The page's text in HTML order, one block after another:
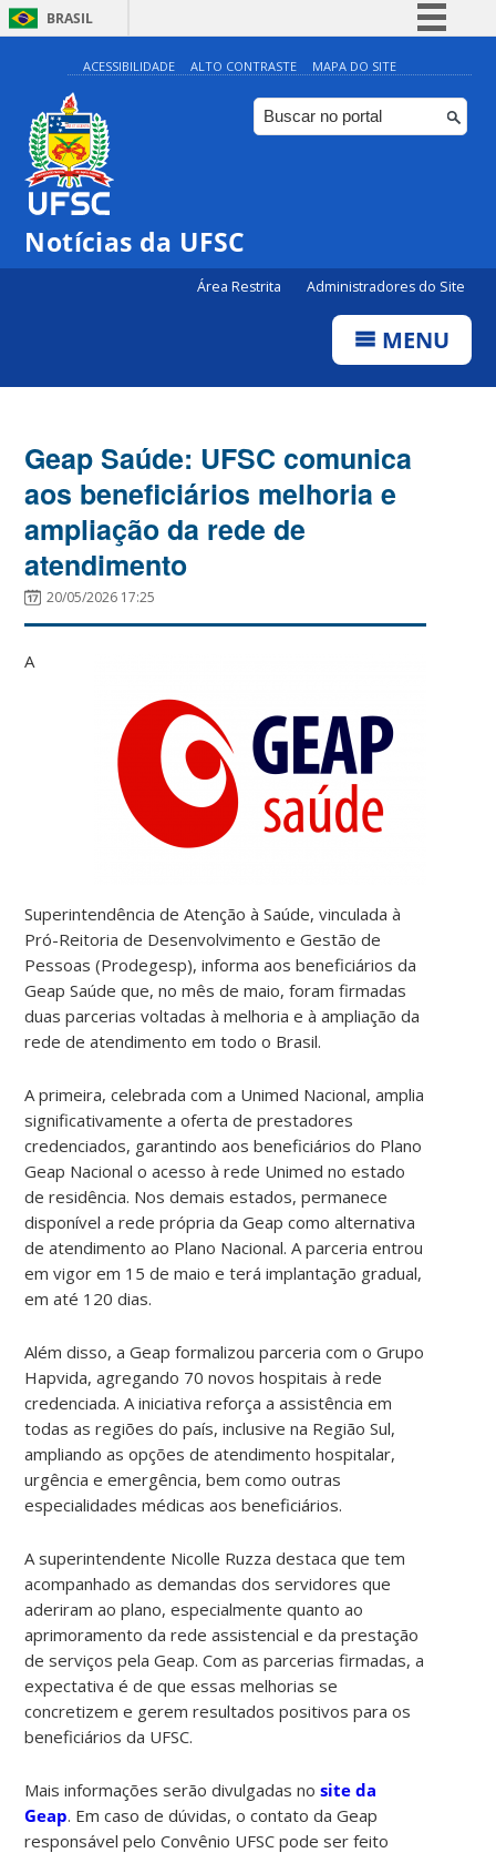
BRASIL
Simplifique!
Comunica BR
Participe
ACESSIBILIDADE ALTO CONTRASTE MAPA DO SITE
Notícias da UFSC
Área Restrita Administradores do Site
MENU
Geap Saúde: UFSC comunica
aos beneficiários melhoria e
ampliação da rede de
atendimento
20/05/2026 17:25
A
Superintendência de Atenção à Saúde, vinculada à
Pró-Reitoria de Desenvolvimento e Gestão de
Pessoas (Prodegesp), informa aos beneficiários da
Geap Saúde que, no mês de maio, foram firmadas
duas parcerias voltadas à melhoria e à ampliação da
rede de atendimento em todo o Brasil.
A primeira, celebrada com a Unimed Nacional, amplia
significativamente a oferta de prestadores
credenciados, garantindo aos beneficiários do Plano
Geap Nacional o acesso à rede Unimed no estado
de residência. Nos demais estados, permanece
disponível a rede própria da Geap como alternativa
de atendimento ao Plano Nacional. A parceria entrou
em vigor em 15 de maio e terá implantação gradual,
em até 120 dias.
Além disso, a Geap formalizou parceria com o Grupo
Hapvida, agregando 70 novos hospitais à rede
credenciada. A iniciativa reforça a assistência em
todas as regiões do país, inclusive na Região Sul,
ampliando as opções de atendimento hospitalar,
urgência e emergência, bem como outras
especialidades médicas aos beneficiários.
A superintendente Nicolle Ruzza destaca que tem
acompanhado as demandas dos servidores que
aderiram ao plano, especialmente quanto ao
aprimoramento da rede assistencial e da prestação
de serviços pela Geap. Com as parcerias firmadas, a
expectativa é de que essas melhorias se
concretizem e gerem resultados positivos para os
beneficiários da UFSC.
Mais informações serão divulgadas nosite da
Geap. Em caso de dúvidas, o contato da Geap
responsável pelo Convênio UFSC pode ser feito